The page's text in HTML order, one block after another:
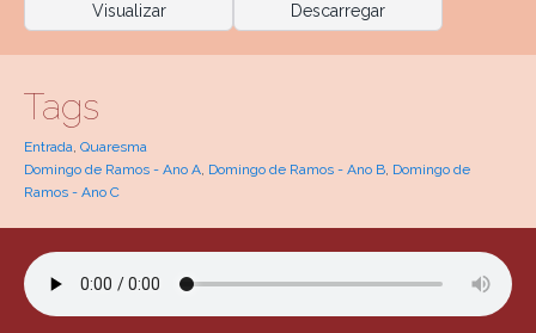
Visualizar Descarregar
Tags
Entrada, Quaresma
Domingo de Ramos - Ano A, Domingo de Ramos - Ano B, Domingo de
Ramos - Ano C